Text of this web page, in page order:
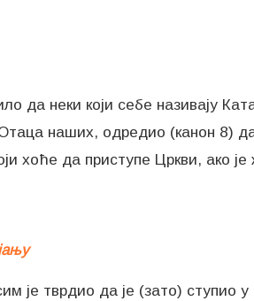
да неки који себе називају
наших, одредио (канон 8)
хоће да приступе Цркви, ако
је тврдио да је (зато)